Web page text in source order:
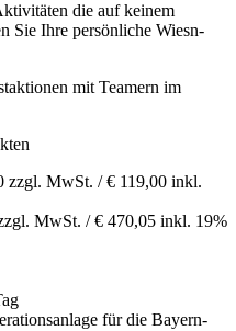
die auf keinem
Sie Ihre persönliche Wiesn-
mit Teamern im
zzgl. MwSt. / € 119,00 inkl.
MwSt. / € 470,05 inkl. 19%
für die Bayern-